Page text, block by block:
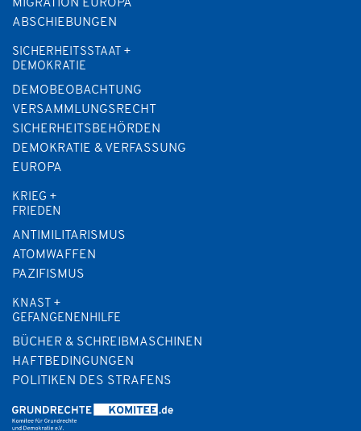
MIGRATION EUROPA
ABSCHIEBUNGEN
SICHERHEITSSTAAT +
DEMOKRATIE
DEMOBEOBACHTUNG
VERSAMMLUNGSRECHT
SICHERHEITSBEHÖRDEN
DEMOKRATIE & VERFASSUNG
EUROPA
KRIEG +
FRIEDEN
ANTIMILITARISMUS
ATOMWAFFEN
PAZIFISMUS
KNAST +
GEFANGENENHILFE
BÜCHER & SCHREIBMASCHINEN
HAFTBEDINGUNGEN
POLITIKEN DES STRAFENS